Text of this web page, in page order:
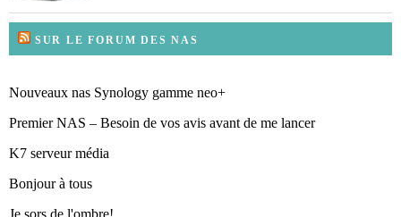
SUR LE FORUM DES NAS
Nouveaux nas Synology gamme neo+
Premier NAS – Besoin de vos avis avant de me lancer
K7 serveur média
Bonjour à tous
Je sors de l'ombre!